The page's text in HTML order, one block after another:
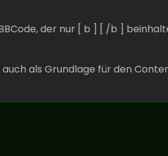
der nur [ b ] [ /b ]
als Grundlage für den